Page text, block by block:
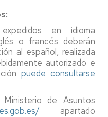
en idioma
o francés deberán
al español, realizada
autorizado e
puede consultarse
Ministerio de Asuntos
apartado